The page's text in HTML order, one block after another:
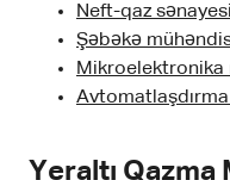
Neft-qaz
Şəbəkə
Mikroelektronika
Yeraltı